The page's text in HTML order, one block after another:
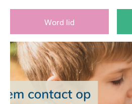
Word lid